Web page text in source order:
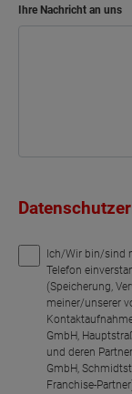
Bad
Schlafen
Wohnen
Küche
Ihre Nachricht an uns
Ich/Wir bin/sind
Telefon
(Speicherung,
meiner/unserer
GmbH,
und deren
GmbH,
Franchise-